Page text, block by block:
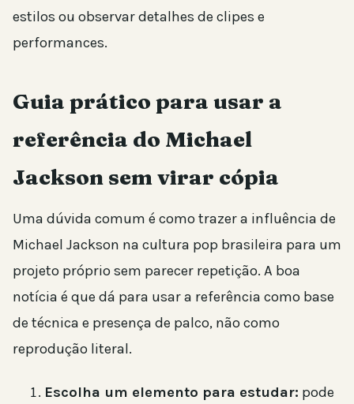
estilos ou observar detalhes de clipes e
performances.
Guia prático para usar a
referência do Michael
Jackson sem virar cópia
Uma dúvida comum é como trazer a influência de
Michael Jackson na cultura pop brasileira para um
projeto próprio sem parecer repetição. A boa
notícia é que dá para usar a referência como base
de técnica e presença de palco, não como
reprodução literal.
Escolha um elemento para estudar: pode